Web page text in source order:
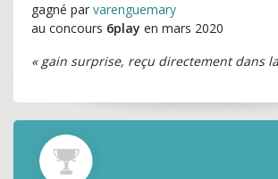
gagné par varenguemary
au concours 6play en mars 2020
« gain surprise, reçu directement dans